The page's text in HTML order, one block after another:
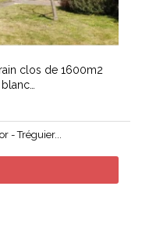
clos de 1600m2
- Tréguier...